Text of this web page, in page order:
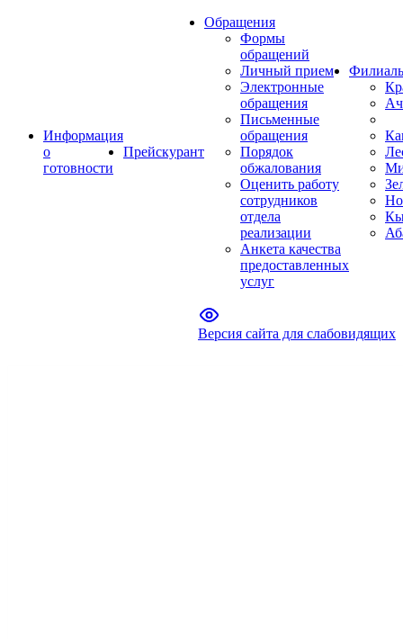
Информация
о
готовности
Прейскурант
Обращения
Формы
обращений
Личный прием
Электронные
обращения
Письменные
обращения
Порядок
обжалования
Оценить работу
сотрудников
отдела
реализации
Анкета качества
предоставленных
услуг
Версия сайта для слабовидящих